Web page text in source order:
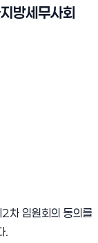
방세무사회
2차 임원회의 동의를
.